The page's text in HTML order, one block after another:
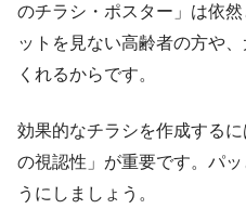
のチラシ・ポスター」は依
ットを見ない高齢者の方や
くれるからです。
効果的なチラシを作成する
の視認性」が重要です。パ
うにしましょう。